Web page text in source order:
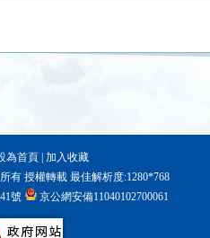
為首頁 加入收藏
有 授權轉載 最佳解析度:1280*768
號 京公網安備11040102700061